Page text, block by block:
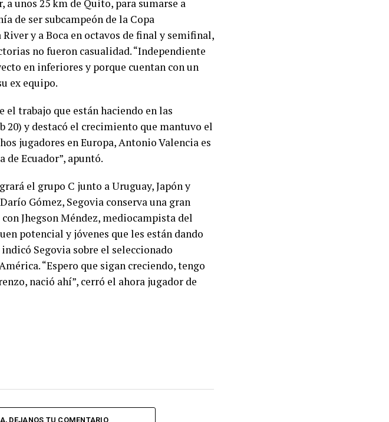
a unos 25 km de Quito, para sumarse a
de ser subcampeón de la Copa
y a Boca en octavos de final y semifinal,
no fueron casualidad. “Independiente
en inferiores y porque cuentan con un
ex equipo.
trabajo que están haciendo en las
20) y destacó el crecimiento que mantuvo el
jugadores en Europa, Antonio Valencia es
Ecuador”, apuntó.
el grupo C junto a Uruguay, Japón y
Gómez, Segovia conserva una gran
Jhegson Méndez, mediocampista del
potencial y jóvenes que les están dando
Segovia sobre el seleccionado
“Espero que sigan creciendo, tengo
nació ahí”, cerró el ahora jugador de
DEJANOS TU COMENTARIO